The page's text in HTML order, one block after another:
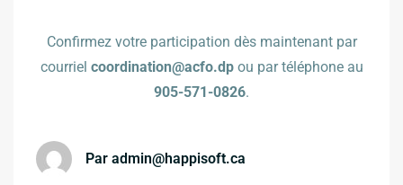
Confirmez votre participation dès maintenant par
courriel coordination@acfo.dp ou par téléphone au
905-571-0826.
Par admin@happisoft.ca